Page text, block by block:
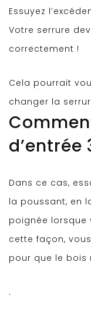
Essuyez
Votre serrure
correctement !
Cela pourrait
changer la
d’entrée
Dans ce cas,
la poussant, en
poignée lorsque
cette façon,
pour que le bois
.